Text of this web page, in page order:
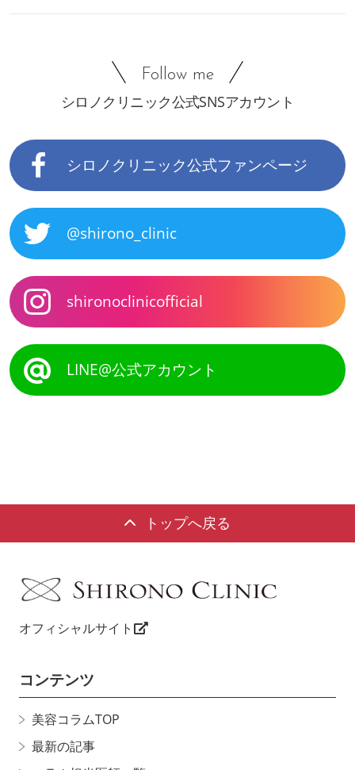
Follow me
シロノクリニック公式SNSアカウント
シロノクリニック公式ファンページ
@shirono_clinic
shironoclinicofficial
LINE@公式アカウント
トップへ戻る
オフィシャルサイト
コンテンツ
美容コラムTOP
最新の記事